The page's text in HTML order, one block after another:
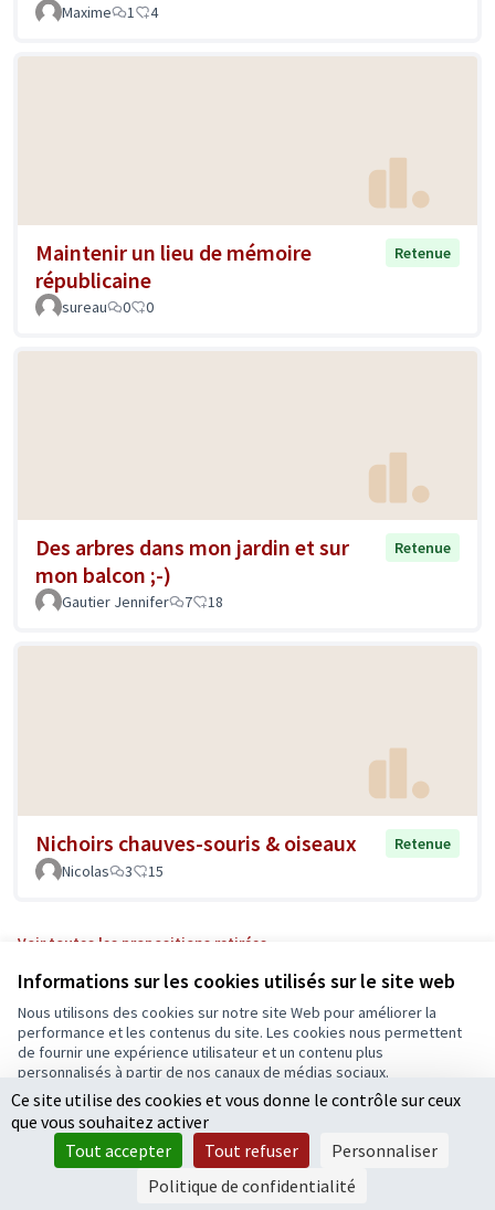
Informations sur les cookies utilisés sur le site web
Nous utilisons des cookies sur notre site Web pour améliorer la
performance et les contenus du site. Les cookies nous permettent
de fournir une expérience utilisateur et un contenu plus
personnalisés à partir de nos canaux de médias sociaux.
Tout accepter
Accepter seulement les cookies essentiels
Paramètres
Maxime 1 4
Maintenir un lieu de mémoire
républicaine
Retenue
sureau 0 0
Des arbres dans mon jardin et sur
mon balcon ;-)
Retenue
Gautier Jennifer 7 18
Nichoirs chauves-souris & oiseaux
Retenue
Nicolas
3 15
Voir toutes les propositions retirées
Conditions d'utilisation
Paramètres des cookies
Ecrivons Angers sur X
(Lien externe)
Ecrivons Angers sur Facebook
(Lien externe)
logiciel libre Decidim
(Lien externe)
.
Licence
(Lien
Ce site utilise des cookies et vous donne le contrôle sur ceux
que vous souhaitez activer
Tout accepter
Tout refuser
Personnaliser
Politique de confidentialité